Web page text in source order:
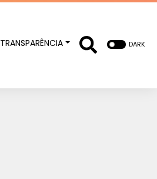
TRANSPARÊNCIA DARK